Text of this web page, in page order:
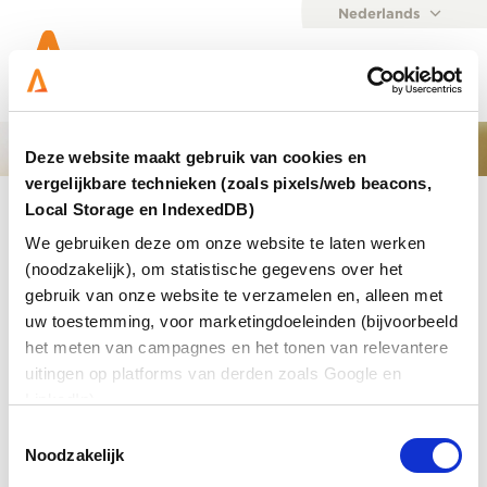
Deze website maakt gebruik van cookies en
vergelijkbare technieken (zoals pixels/web beacons,
Local Storage en IndexedDB)
We gebruiken deze om onze website te laten werken
(noodzakelijk), om statistische gegevens over het
gebruik van onze website te verzamelen en, alleen met
uw toestemming, voor marketingdoeleinden (bijvoorbeeld
het meten van campagnes en het tonen van relevantere
uitingen op platforms van derden zoals Google en
Noodzakelijk
Nederlands
Home
Resultaat gevonden voor
02-09-2020 Mededeling Nieuws
Inloggen met wachtwoord? Dat is straks
verleden tijd
Steeds meer mensen werken in de cloud.
Authenticatie, het controleren van de identiteit van de
gebruiker, wordt daarom belangrijker. Dit kan veilig én